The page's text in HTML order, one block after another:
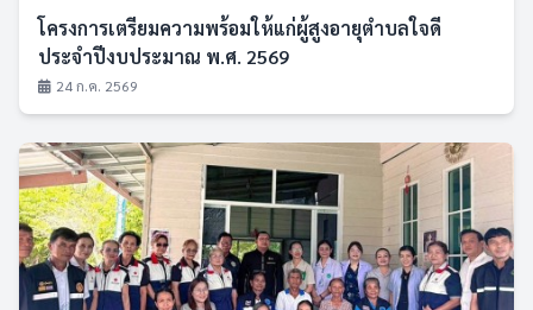
โครงการเตรียมความพร้อมให้แก่ผู้สูงอายุตำบลใจดี
ประจำปีงบประมาณ พ.ศ. 2569
24 ก.ค. 2569